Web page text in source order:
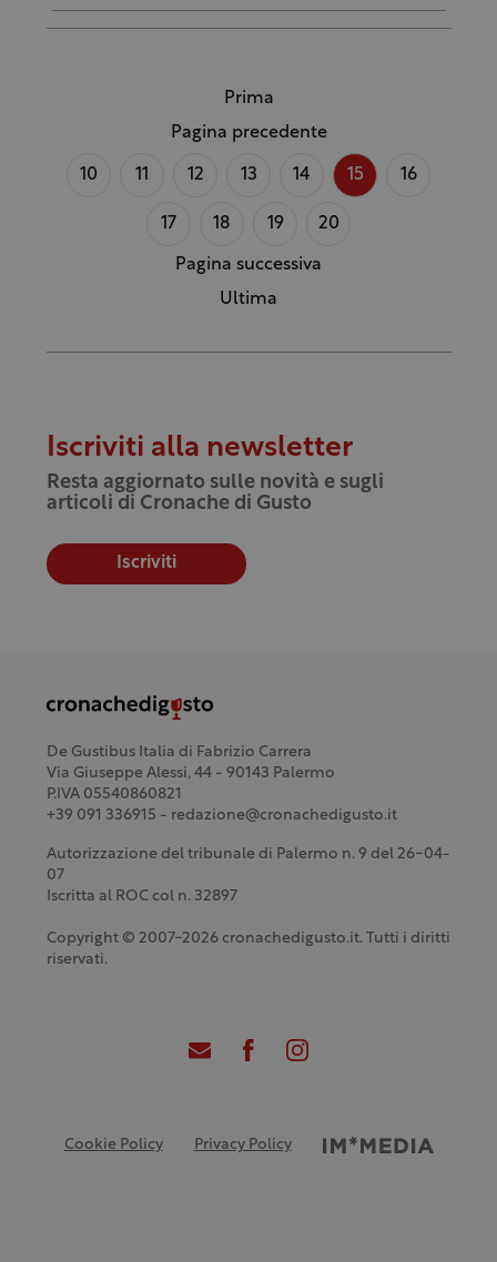
Prima
Pagina precedente
10 11 12 13 14 15 16
17 18 19 20
Pagina successiva
Ultima
Iscriviti alla newsletter
Resta aggiornato sulle novità e sugli
articoli di Cronache di Gusto
Iscriviti
De Gustibus Italia di Fabrizio Carrera
Via Giuseppe Alessi, 44 - 90143 Palermo
P.IVA 05540860821
+39 091 336915 - redazione@cronachedigusto.it
Autorizzazione del tribunale di Palermo n. 9 del 26-04-
07
Iscritta al ROC col n. 32897
Copyright © 2007-2026 cronachedigusto.it. Tutti i diritti
riservati.
Cookie Policy Privacy Policy Credits